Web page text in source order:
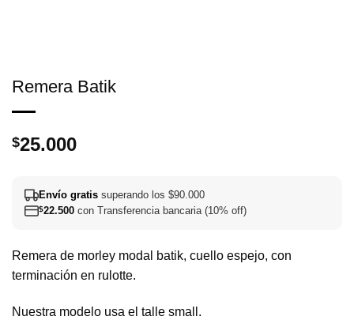
Remera Batik
$25.000
Envío gratis superando los $90.000
$22.500 con Transferencia bancaria (10% off)
Remera de morley modal batik, cuello espejo, con
terminación en rulotte.
Nuestra modelo usa el talle small.